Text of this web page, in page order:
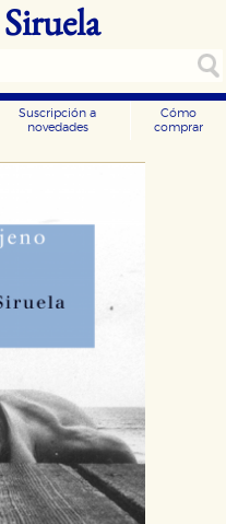
Suscripción a
novedades
Cómo
comprar